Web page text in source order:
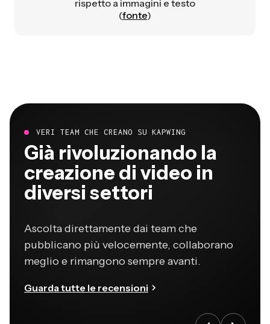
rispetto a immagini e testo
(fonte)
VERI TEAM CHE CREANO SU KAPWING
Già rivoluzionando la
creazione di video in
diversi settori
Ascolta direttamente dai team che
pubblicano più velocemente, collaborano
meglio e rimangono sempre avanti.
Guarda tutte le recensioni